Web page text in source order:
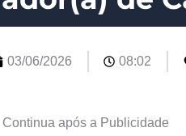
03/06/2026 08:02
Continua após a Publicidade